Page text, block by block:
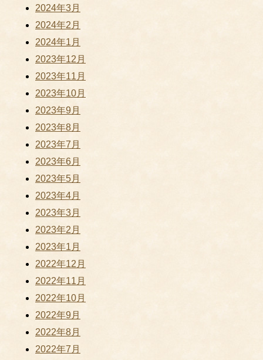
2024年3月
2024年2月
2024年1月
2023年12月
2023年11月
2023年10月
2023年9月
2023年8月
2023年7月
2023年6月
2023年5月
2023年4月
2023年3月
2023年2月
2023年1月
2022年12月
2022年11月
2022年10月
2022年9月
2022年8月
2022年7月